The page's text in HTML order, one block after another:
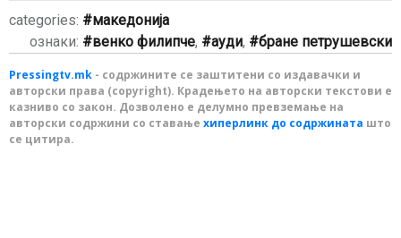
categories:
македонија
ознаки:
венко филипче, ауди, бране петрушевски
Pressingtv.mk - содржините се заштитени со издавачки и
авторски права (copyright). Крадењето на авторски текстови е
казниво со закон. Дозволено е делумно превземање на
авторски содржини со ставање хиперлинк до содржината што
се цитира.